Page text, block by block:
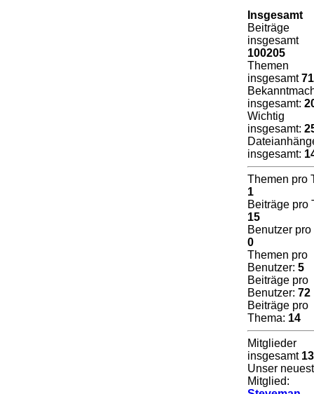
Insgesamt
Beiträge
insgesamt
100205
Themen
insgesamt
insgesamt:
Wichtig
insgesamt:
insgesamt:
Themen pro
1
Beiträge pro
15
Benutzer pro
0
Themen pro
Benutzer: 5
Beiträge pro
Benutzer: 72
Beiträge pro
Thema: 14
Mitglieder
insgesamt
Unser
Mitglied: